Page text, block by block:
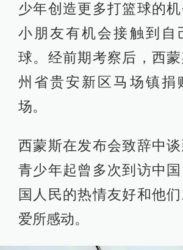
少年创造更多打篮球的
小朋友有机会接触到自
球。经前期考察后，西
州省贵安新区马场镇捐
场。
西蒙斯在发布会致辞中
青少年起曾多次到访中
国人民的热情友好和他
爱所感动。